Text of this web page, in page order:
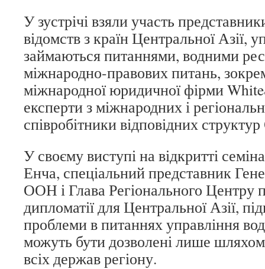
У зустрічі взяли участь
відомств з країн Центральної Азії,
займаються питаннями, водними
міжнародно-правових питань,
міжнародної юридичної фірми
експерти з міжнародних і
співробітники відповідних
У своєму виступі на відкритті
Енча, спеціальний представник
ООН і Глава Регіонального Центру
дипломатії для Центральної Азії,
проблеми в питаннях управління
можуть бути дозволені лише шляхом
всіх держав регіону.